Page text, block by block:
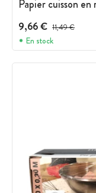
Papier cuisson
9,66 € Prix avant
11,49 €
En stock